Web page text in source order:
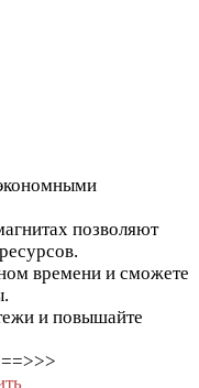
позволяют
времени и сможете
и повышайте